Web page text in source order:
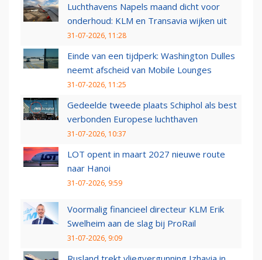
Luchthavens Napels maand dicht voor
onderhoud: KLM en Transavia wijken uit
31-07-2026, 11:28
Einde van een tijdperk: Washington Dulles
neemt afscheid van Mobile Lounges
31-07-2026, 11:25
Gedeelde tweede plaats Schiphol als best
verbonden Europese luchthaven
31-07-2026, 10:37
LOT opent in maart 2027 nieuwe route
naar Hanoi
31-07-2026, 9:59
Voormalig financieel directeur KLM Erik
Swelheim aan de slag bij ProRail
31-07-2026, 9:09